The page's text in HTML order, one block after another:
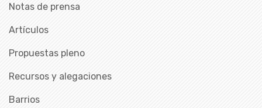
Notas de prensa
Artículos
Propuestas pleno
Recursos y alegaciones
Barrios